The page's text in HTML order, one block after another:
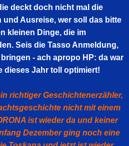
deckt doch nicht mal die
und Ausreise, wer soll das bitte
kleinen Dinge, die im
Seis die Tasso Anmeldung,
- ach apropo HP: da war
dieses Jahr toll optimiert!
richtiger Geschichtenerzähler,
nicht mit einem
ist wieder da und keiner
Dezember ging noch eine